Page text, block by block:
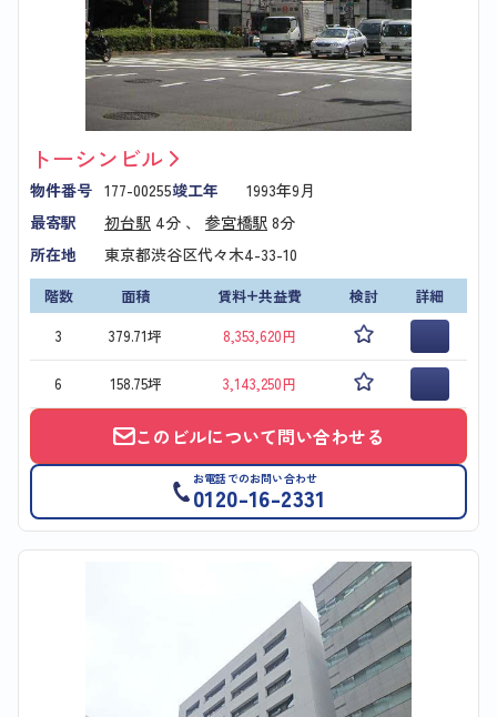
トーシンビル
物件番号 177-00255竣工年
1993年9月
最寄駅
初台駅 4分 、 参宮橋駅 8分
所在地
東京都渋谷区代々木4-33-10
階数 面積 賃料+共益費 検討
詳細
3
379.71坪 8,353,620円
6 158.75坪 3,143,250円
このビルについて問い合わせる
お電話でのお問い合わせ
0120-16-2331